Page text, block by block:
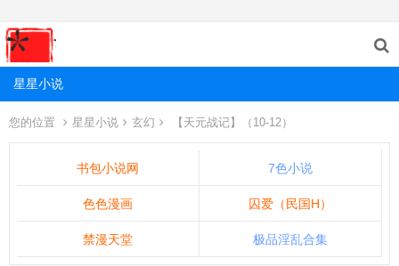
星星小说
您的位置 星星小说 玄幻 【天元战记】（10-12）
书包小说网 7色小说
色色漫画 囚爱（民国H）
禁漫天堂 极品淫乱合集